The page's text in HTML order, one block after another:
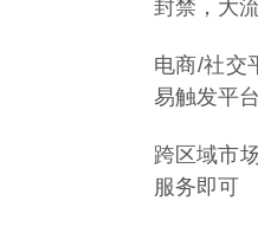
封禁，大
电商/社交
易触发平
跨区域市
服务即可